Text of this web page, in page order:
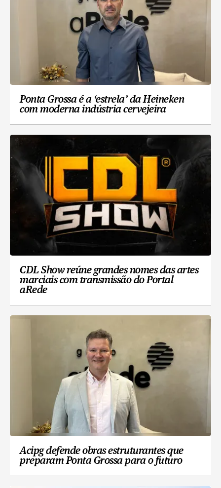
Ponta Grossa é a ‘estrela’ da Heineken
com moderna indústria cervejeira
CDL Show reúne grandes nomes das artes
marciais com transmissão do Portal
aRede
Acipg defende obras estruturantes que
preparam Ponta Grossa para o futuro